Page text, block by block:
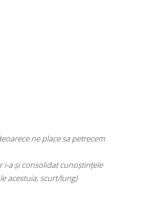
ne place sa petrecem
i-a și consolidat cunoștințele
acestuia, scurt/lung)